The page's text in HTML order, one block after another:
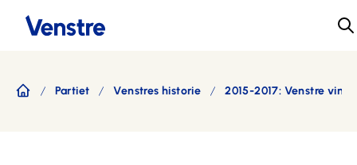
Partiet Venstres historie 2015-2017: Venstre